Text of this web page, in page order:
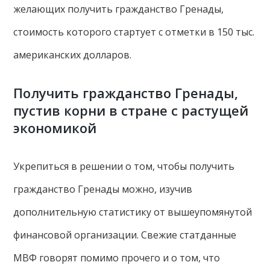
желающих получить гражданство Гренады,
стоимость которого стартует с отметки в 150 тыс.
американских долларов.
Получить гражданство Гренады,
пустив корни в стране с растущей
экономикой
Укрепиться в решении о том, чтобы получить
гражданство Гренады можно, изучив
дополнительную статистику от вышеупомянутой
финансовой организации. Свежие статданные
МВФ говорят помимо прочего и о том, что